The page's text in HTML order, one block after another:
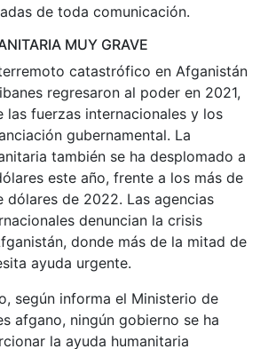
de toda comunicación.
MUY GRAVE
catastrófico en Afganistán
regresaron al poder en 2021,
las fuerzas internacionales y los
gubernamental. La
también se ha desplomado a
este año, frente a los más de
dólares de 2022. Las agencias
denuncian la crisis
donde más de la mitad de
ayuda urgente.
según informa el Ministerio de
afgano, ningún gobierno se ha
la ayuda humanitaria